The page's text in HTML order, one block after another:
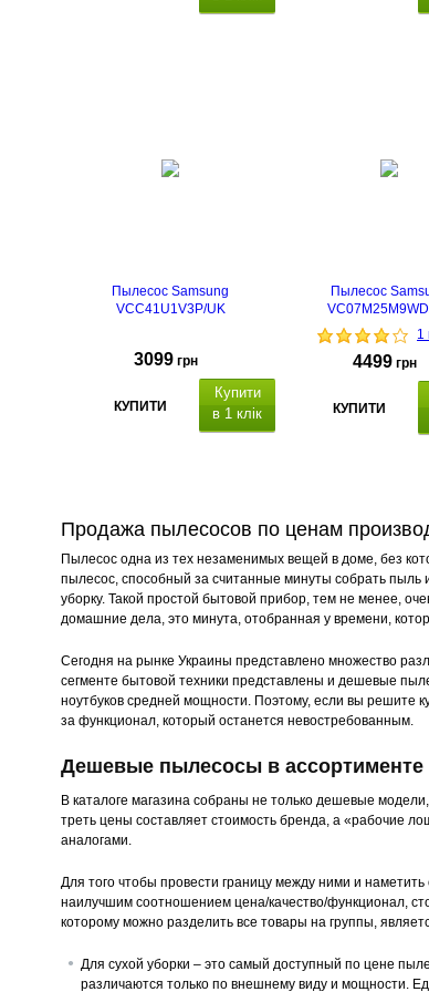
Пылесос Samsung
VCC41U1V3P/UK
3099 грн
КУПИТИ
Купити
в 1 клік
Пылесос
1
4499 грн
КУПИТИ
32.7 x
Продажа пылесосов по ценам
Пылесос одна из тех незаменимых вещей в доме, без
пылесос, способный за считанные минуты собрать пыль
уборку. Такой простой бытовой прибор, тем не менее,
домашние дела, это минута, отобранная у времени,
Сегодня на рынке Украины представлено множество
сегменте бытовой техники представлены и дешевые
ноутбуков средней мощности. Поэтому, если вы решите
за функционал, который останется невостребованным.
Дешевые пылесосы в ассортименте
В каталоге магазина собраны не только дешевые
треть цены составляет стоимость бренда, а «рабочие
аналогами.
Для того чтобы провести границу между ними и
наилучшим соотношением цена/качество/функционал,
которому можно разделить все товары на группы,
Для сухой уборки – это самый доступный по цене
различаются только по внешнему виду и мощности.